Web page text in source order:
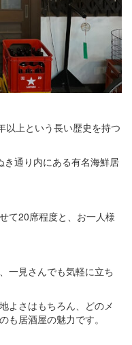
以上という長い歴史を持つ
通り内にある有名海鮮居
て20席程度と、お一人様
一見さんでも気軽に立ち
よさはもちろん、どのメ
も居酒屋の魅力です。